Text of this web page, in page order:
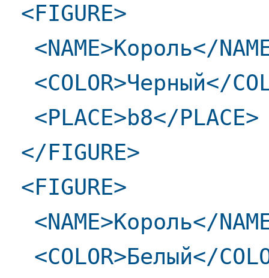
<FIGURE>
<NAME>Король</
<COLOR>Черный</
<PLACE>b8</PLACE>
</FIGURE>
<FIGURE>
<NAME>Король</
<COLOR>Белый</